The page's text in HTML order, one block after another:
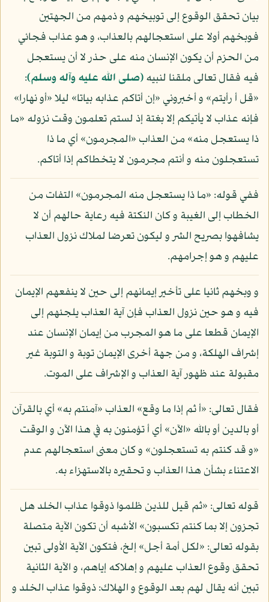
بيان تحقق الوقوع إلى توبيخهم و ذمهم من الجهتين
فوبخهم أولا على استعجالهم بالعذاب، و هو عذاب فجائي
من الحزم أن يكون الإنسان منه على حذر لا أن يستعجل
فيه فقال تعالى ملقنا لنبيه(صلى الله عليه وآله وسلم):
«قل أ رأيتم» و أخبروني «إن أتاكم عذابه بياتا» ليلا «أو نهارا»
فإنه عذاب لا يأتيكم إلا بغتة إذ لستم تعلمون وقت نزوله «ما
ذا يستعجل منه» من العذاب «المجرمون» أي ما ذا
تستعجلون منه و أنتم مجرمون لا يتخطاكم إذا أتاكم.
ففي قوله: «ما ذا يستعجل منه المجرمون» التفات من
الخطاب إلى الغيبة و كان النكتة فيه رعاية حالهم أن لا
يشافهوا بصريح الشر و ليكون تعرضا لملاك نزول العذاب
عليهم و هو إجرامهم.
و وبخهم ثانيا على تأخير إيمانهم إلى حين لا ينفعهم الإيمان
فيه و هو حين نزول العذاب فإن آية العذاب يلجئهم إلى
الإيمان قطعا على ما هو المجرب من إيمان الإنسان عند
إشراف الهلكة، و من جهة أخرى الإيمان توبة و التوبة غير
مقبولة عند ظهور آية العذاب و الإشراف على الموت.
فقال تعالى: «أ ثم إذا ما وقع» العذاب «آمنتم به» أي بالقرآن
أو بالدين أو بالله «الآن» أي أ تؤمنون به في هذا الآن و الوقت
«و قد كنتم به تستعجلون» و كان معنى استعجالهم عدم
الاعتناء بشأن هذا العذاب و تحقيره بالاستهزاء به.
قوله تعالى: «ثم قيل للذين ظلموا ذوقوا عذاب الخلد هل
تجزون إلا بما كنتم تكسبون» الأشبه أن تكون الآية متصلة
بقوله تعالى: «لكل أمة أجل» إلخ، فتكون الآية الأولى تبين
تحقق وقوع العذاب عليهم و إهلاكه إياهم، و الآية الثانية
تبين أنه يقال لهم بعد الوقوع و الهلاك: ذوقوا عذاب الخلد و